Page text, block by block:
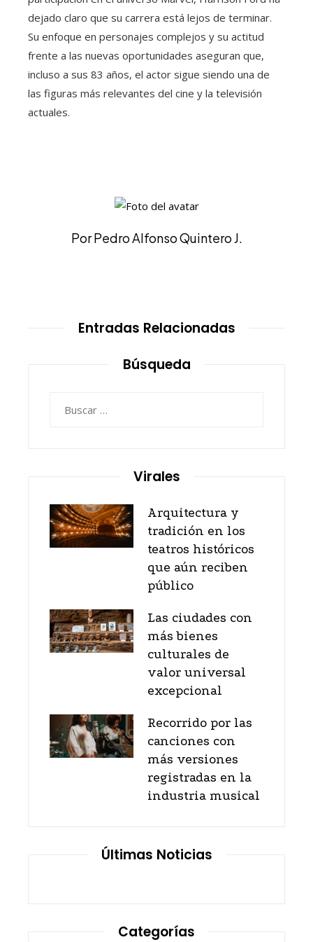
dejado claro que su carrera está lejos de terminar.
Su enfoque en personajes complejos y su actitud
frente a las nuevas oportunidades aseguran que,
incluso a sus 83 años, el actor sigue siendo una de
las figuras más relevantes del cine y la televisión
actuales.
Por Pedro Alfonso Quintero J.
Entradas Relacionadas
Búsqueda
Virales
Arquitectura y
tradición en los
teatros históricos
que aún reciben
público
Las ciudades con
más bienes
culturales de
valor universal
excepcional
Recorrido por las
canciones con
más versiones
registradas en la
industria musical
Últimas Noticias
Categorías